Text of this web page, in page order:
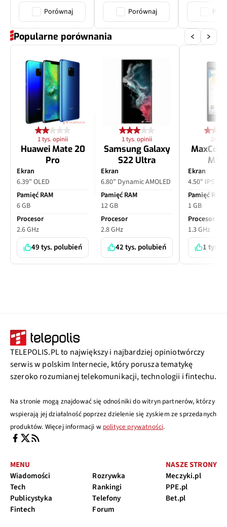
Porównaj Porównaj
Popularne porównania
1 tys. opinii
Huawei Mate 20
Pro
Ekran
6.39" OLED
Pamięć RAM
6 GB
Procesor
2.6 GHz
49 tys. polubień
1 tys. opinii
Samsung Galaxy
S22 Ultra
Ekran
6.80" Dynamic AMOLED
Pamięć RAM
12 GB
Procesor
2.8 GHz
42 tys. polubień
28
Ekran
4.50" IPS
Pamięć RAM
1 GB
Procesor
1.3 GHz
1 tys.
TELEPOLIS.PL to największy i najbardziej opiniotwórczy
serwis w polskim Internecie, który porusza tematykę
szeroko rozumianej telekomunikacji, technologii i fintechu.
Na stronie mogą znajdować się odnośniki do witryn partnerów, którzy
wspierają jej działalność poprzez dzielenie się zyskiem ze sprzedanych
produktów. Więcej informacji w polityce prywatności.
MENU
Wiadomości
Tech
Publicystyka
Fintech
Rozrywka
Rankingi
Telefony
Forum
NASZE STRONY
Meczyki.pl
PPE.pl
Bet.pl